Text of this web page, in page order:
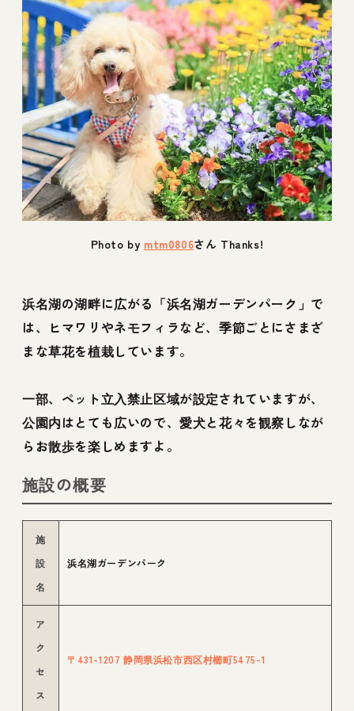
Photo by mtm0806さん Thanks!
浜名湖の湖畔に広がる「浜名湖ガーデンパーク」で
は、ヒマワリやネモフィラなど、季節ごとにさまざ
まな草花を植栽しています。
一部、ペット立入禁止区域が設定されていますが、
公園内はとても広いので、愛犬と花々を観察しなが
らお散歩を楽しめますよ。
施設の概要
施
設
名
浜名湖ガーデンパーク
ア
ク
セ
ス
〒431-1207 静岡県浜松市西区村櫛町5475-1